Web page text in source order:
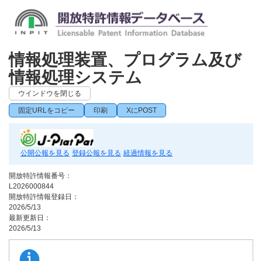
情報処理装置、プログラム及び
情報処理システム
ウインドウを閉じる
固定URLをコピー 印刷 XにPOST
公開公報を見る 登録公報を見る 経過情報を見る
開放特許情報番号：
L2026000844
開放特許情報登録日：
2026/5/13
最新更新日：
2026/5/13